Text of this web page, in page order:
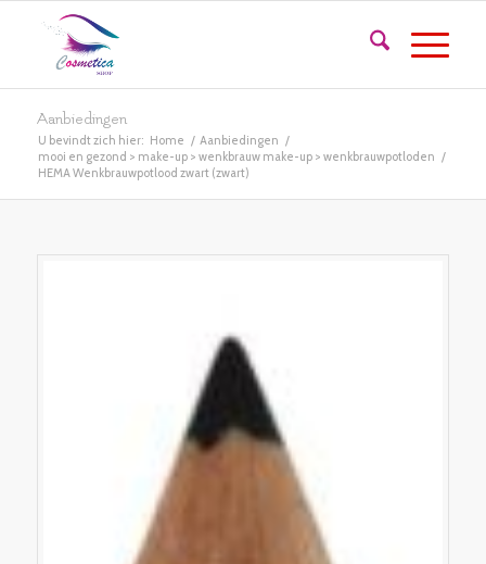
Aanbiedingen
U bevindt zich hier: Home / Aanbiedingen /
mooi en gezond > make-up > wenkbrauw make-up > wenkbrauwpotloden /
HEMA Wenkbrauwpotlood zwart (zwart)